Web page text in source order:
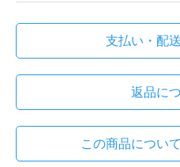
支払い・配
返品に
この商品につい